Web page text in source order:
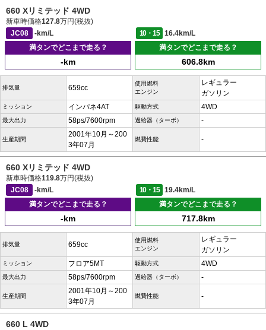
660 Xリミテッド 4WD
新車時価格127.8万円(税抜)
JC08
-km/L 10・15
16.4km/L
満タンでどこまで走る？
-km
満タンでどこまで走る？
606.8km
排気量 659cc
使用燃料
エンジン
レギュラー
ガソリン
ミッション インパネ4AT 駆動方式 4WD
最大出力 58ps/7600rpm 過給器（ターボ） -
生産期間
2001年10月～200
3年07月
燃費性能 -
660 Xリミテッド 4WD
新車時価格119.8万円(税抜)
JC08
-km/L 10・15
19.4km/L
満タンでどこまで走る？
-km
満タンでどこまで走る？
717.8km
排気量 659cc
使用燃料
エンジン
レギュラー
ガソリン
ミッション フロア5MT 駆動方式 4WD
最大出力 58ps/7600rpm 過給器（ターボ） -
生産期間
2001年10月～200
3年07月
燃費性能 -
660 L 4WD